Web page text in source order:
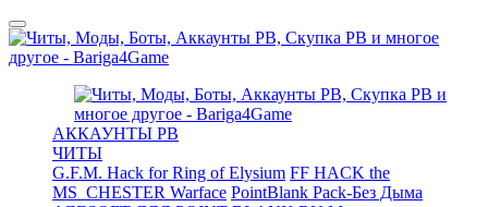
АККАУНТЫ PB
ЧИТЫ
G.F.M. Hack for Ring of Elysium FF HACK the
MS_CHESTER Warface PointBlank Pack-Без Дыма